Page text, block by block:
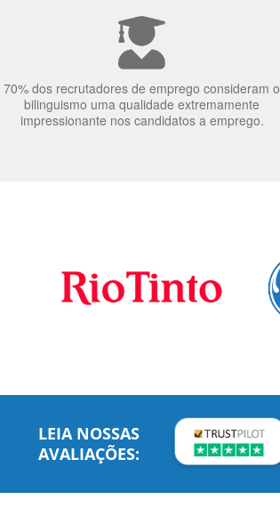
70% dos recrutadores de emprego consideram o
bilinguismo uma qualidade extremamente
impressionante nos candidatos a emprego.
LEIA NOSSAS
AVALIAÇÕES: